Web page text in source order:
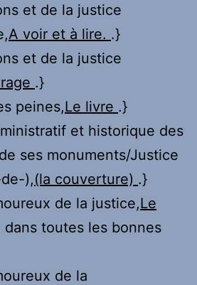
et de la justice
A voir et à lire. .}
et de la justice
.}
peines,Le livre .}
et historique des
ses monuments/Justice
),(la couverture) .}
de la justice,Le
dans toutes les bonnes
de la